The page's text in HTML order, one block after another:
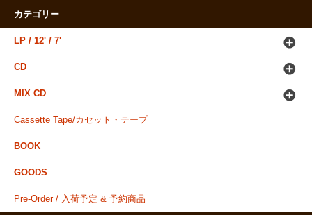
カテゴリー
LP / 12' / 7'
CD
MIX CD
Cassette Tape/カセット・テープ
BOOK
GOODS
Pre-Order / 入荷予定 & 予約商品